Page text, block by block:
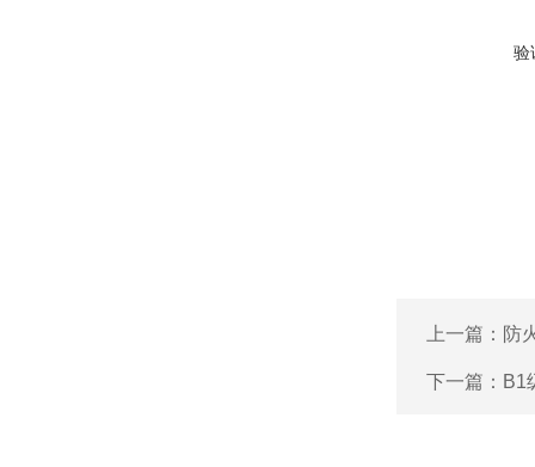
验
上一篇： 防
下一篇： B1